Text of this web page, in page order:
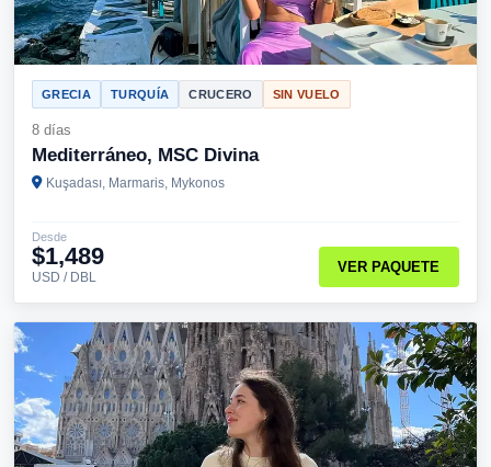
GRECIA TURQUÍA CRUCERO SIN VUELO
8 días
Mediterráneo, MSC Divina
Kuşadası, Marmaris, Mykonos
Desde
$1,489
USD / DBL
VER PAQUETE